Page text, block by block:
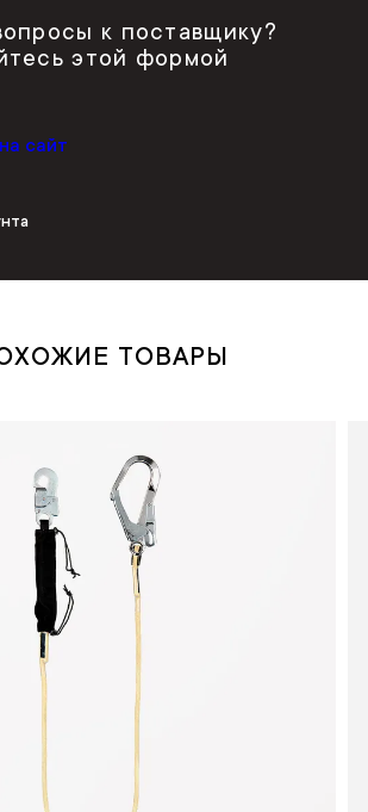
к поставщику?
этой формой
сайт
ТОВАРЫ